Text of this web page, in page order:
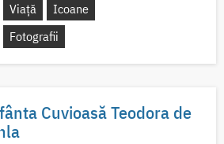
Viață
Icoane
Fotografii
Cuvioasă Teodora de